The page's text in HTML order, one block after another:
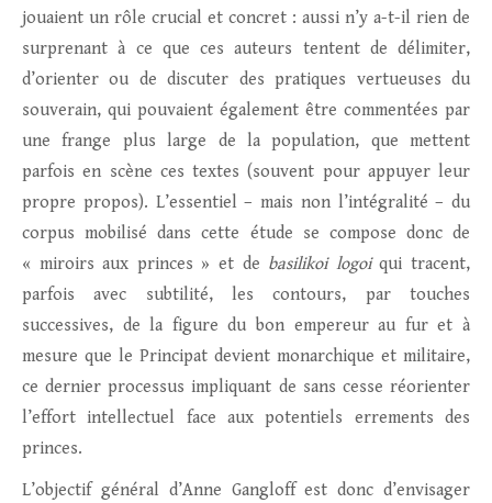
jouaient un rôle crucial et concret : aussi n’y a-t-il rien de
surprenant à ce que ces auteurs tentent de délimiter,
d’orienter ou de discuter des pratiques vertueuses du
souverain, qui pouvaient également être commentées par
une frange plus large de la population, que mettent
parfois en scène ces textes (souvent pour appuyer leur
propre propos). L’essentiel – mais non l’intégralité – du
corpus mobilisé dans cette étude se compose donc de
« miroirs aux princes » et de basilikoi logoiqui tracent,
parfois avec subtilité, les contours, par touches
successives, de la figure du bon empereur au fur et à
mesure que le Principat devient monarchique et militaire,
ce dernier processus impliquant de sans cesse réorienter
l’effort intellectuel face aux potentiels errements des
princes.
L’objectif général d’Anne Gangloff est donc d’envisager